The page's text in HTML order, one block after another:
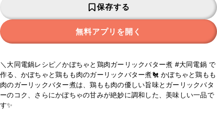
保存する
無料アプリを開く
＼大同電鍋レシピ／かぼちゃと鶏肉ガーリックバター煮 #大同電鍋 で
作る、かぼちゃと鶏もも肉のガーリックバター煮🐔 かぼちゃと鶏もも
肉のガーリックバター煮は、鶏もも肉の優しい旨味とガーリックバタ
ーのコク、さらにかぼちゃの甘みが絶妙に調和した、美味しい一品で
す✨